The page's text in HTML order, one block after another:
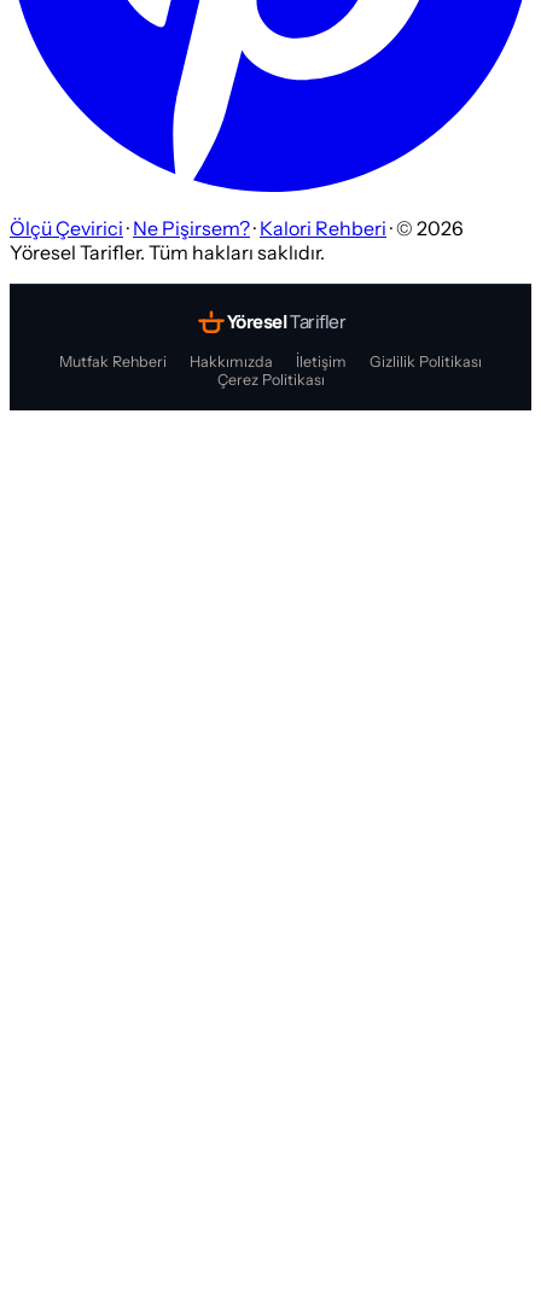
Ölçü Çevirici · Ne Pişirsem?· Kalori Rehberi · © 2026
Yöresel Tarifler. Tüm hakları saklıdır.
YöreselTarifler
Mutfak Rehberi Hakkımızda İletişim
Gizlilik Politikası
Çerez Politikası